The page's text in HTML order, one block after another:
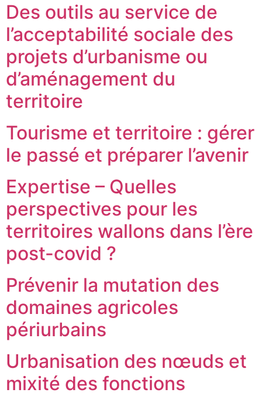
Des outils au service de
l’acceptabilité sociale des
projets d’urbanisme ou
d’aménagement du
territoire
Tourisme et territoire : gérer
le passé et préparer l’avenir
Expertise – Quelles
perspectives pour les
territoires wallons dans l’ère
post-covid ?
Prévenir la mutation des
domaines agricoles
périurbains
Urbanisation des nœuds et
mixité des fonctions